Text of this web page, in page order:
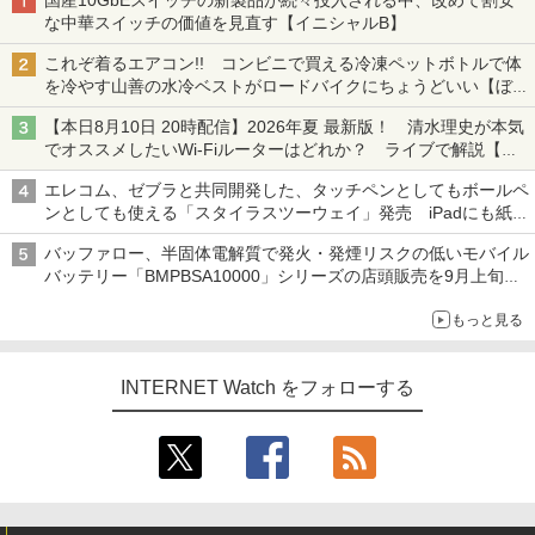
な中華スイッチの価値を見直す【イニシャルB】
これぞ着るエアコン!! コンビニで買える冷凍ペットボトルで体
を冷やす山善の水冷ベストがロードバイクにちょうどいい【ぼっ
ち・ざ・ろーど！その14】【空いた時間でなにしてる？】
【本日8月10日 20時配信】2026年夏 最新版！ 清水理史が本気
でオススメしたいWi-Fiルーターはどれか？ ライブで解説【清
水理史の「イニシャルB」チャンネル】
エレコム、ゼブラと共同開発した、タッチペンとしてもボールペ
ンとしても使える「スタイラスツーウェイ」発売 iPadにも紙に
も、持ち替えずに書き込める
バッファロー、半固体電解質で発火・発煙リスクの低いモバイル
バッテリー「BMPBSA10000」シリーズの店頭販売を9月上旬に
もっと見る
INTERNET Watch をフォローする